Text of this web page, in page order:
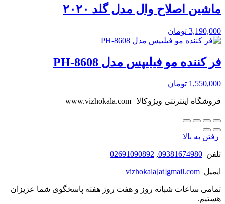
ماشین اصلاح وال مدل گلد ۲۰۲۰
3,190,000 تومان
فر کننده مو فیلیپس مدل PH-8608
1,550,000 تومان
فروشگاه اینترنتی ویژوکالا | www.vizhokala.com
رفتن به بالا
تلفن 09381674980
,
02691090892
ایمیل vizhokala[at]gmail.com
تمامی ساعات شبانه روز و هفت روز هفته پاسخگوی شما عزیزان
هستیم.